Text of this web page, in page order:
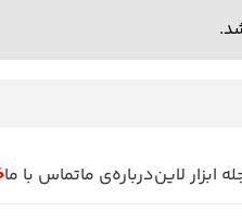
ابزار لایندرباره‌ی ماتماس با ما